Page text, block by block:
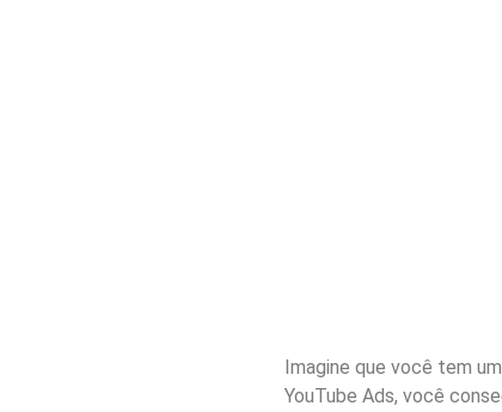
Imagine que você tem
YouTube Ads, você